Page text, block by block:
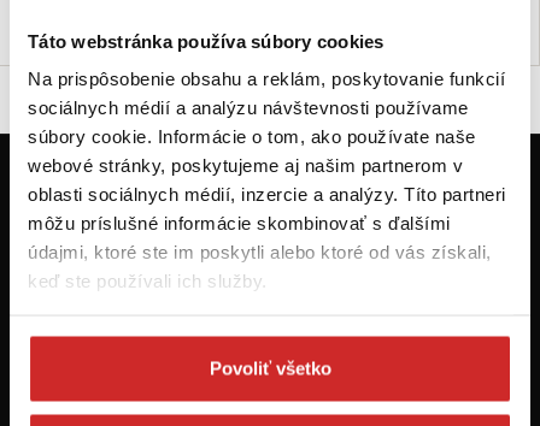
Táto webstránka používa súbory cookies
Na prispôsobenie obsahu a reklám, poskytovanie funkcií
sociálnych médií a analýzu návštevnosti používame
súbory cookie. Informácie o tom, ako používate naše
webové stránky, poskytujeme aj našim partnerom v
oblasti sociálnych médií, inzercie a analýzy. Títo partneri
môžu príslušné informácie skombinovať s ďalšími
údajmi, ktoré ste im poskytli alebo ktoré od vás získali,
keď ste používali ich služby.
Povoliť všetko
Prvýkrát na svx.sk? Zaregistrujte sa a
máte prehľad o aktuálnych novinkách a
akciách.
mailom, SMS, volaním vrátane volania s robotom) - určené pre